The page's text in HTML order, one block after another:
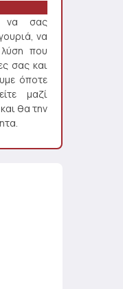
να σας
να
που
σας και
όποτε
μαζί
θα την